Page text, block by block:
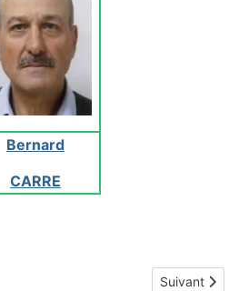
Bernard
CARRE
issus du VCR passés dans les
Article
Suivant